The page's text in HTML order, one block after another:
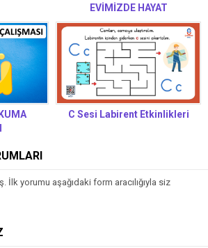
EVİMİZDE HAYAT
C Sesi Labirent Etkinlikleri
İlk yorumu aşağıdaki form aracılığıyla siz